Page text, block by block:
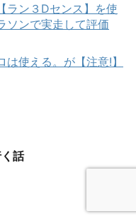
ラン３Dセンス】を使
ソンで実走して評価
使える。が【注意!】
く話